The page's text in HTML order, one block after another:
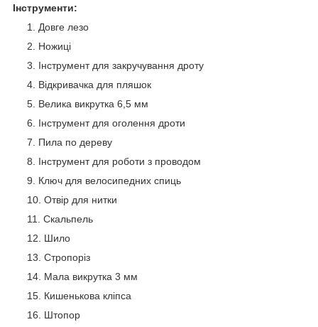
Інструменти:
Довге лезо
Ножиці
Інструмент для закручування дроту
Відкривачка для пляшок
Велика викрутка 6,5 мм
Інструмент для оголення дроти
Пила по дереву
Інструмент для роботи з проводом
Ключ для велосипедних спиць
Отвір для нитки
Скальпель
Шило
Стропоріз
Мала викрутка 3 мм
Кишенькова кліпса
Штопор